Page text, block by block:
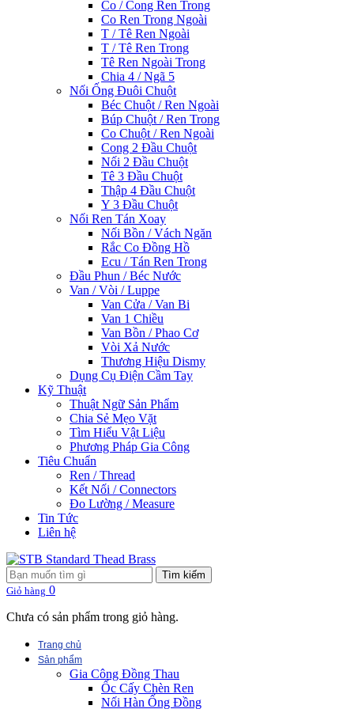
Co / Cong Ren Trong
Co Ren Trong Ngoài
T / Tê Ren Ngoài
T / Tê Ren Trong
Tê Ren Ngoài Trong
Chia 4 / Ngã 5
Nối Ống Đuôi Chuột
Béc Chuột / Ren Ngoài
Búp Chuột / Ren Trong
Co Chuột / Ren Ngoài
Cong 2 Đầu Chuột
Nối 2 Đầu Chuột
Tê 3 Đầu Chuột
Thập 4 Đầu Chuột
Y 3 Đầu Chuột
Nối Ren Tán Xoay
Nối Bồn / Vách Ngăn
Rắc Co Đồng Hồ
Ecu / Tán Ren Trong
Đầu Phun / Béc Nước
Van / Vòi / Luppe
Van Cửa / Van Bi
Van 1 Chiều
Van Bồn / Phao Cơ
Vòi Xả Nước
Thương Hiệu Dismy
Dụng Cụ Điện Cầm Tay
Kỹ Thuật
Thuật Ngữ Sản Phẩm
Chia Sẻ Mẹo Vặt
Tìm Hiểu Vật Liệu
Phương Pháp Gia Công
Tiêu Chuẩn
Ren / Thread
Kết Nối / Connectors
Đo Lường / Measure
Tin Tức
Liên hệ
Tìm kiếm
Giỏ hàng 0
Chưa có sản phẩm trong giỏ hàng.
Trang chủ
Sản phẩm
Gia Công Đồng Thau
Ốc Cấy Chèn Ren
Nối Hàn Ống Đồng